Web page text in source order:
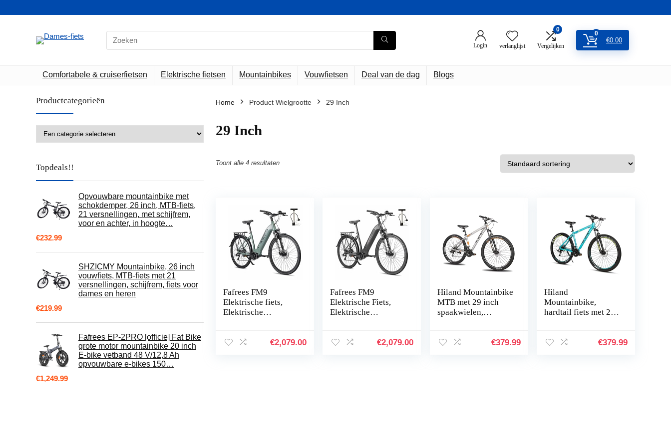
Search
for:
Login verlanglijst
0
Vergelijken
0
€0.00
Comfortabele & cruiserfietsen Elektrische fietsen Mountainbikes Vouwfietsen Deal van de dag Blogs
Productcategorieën
Topdeals!!
Opvouwbare mountainbike met
schokdemper, 26 inch, MTB-fiets,
21 versnellingen, met schijfrem,
voor en achter, in hoogte…
€232.99
SHZICMY Mountainbike, 26 inch
vouwfiets, MTB-fiets met 21
versnellingen, schijfrem, fiets voor
dames en heren
€219.99
Fafrees EP-2PRO [officie] Fat Bike
grote motor mountainbike 20 inch
E-bike vetband 48 V/12,8 Ah
opvouwbare e-bikes 150…
€1,249.99
Home Product Wielgrootte ‎29 Inch
‎29 Inch
Toont alle 4 resultaten
Fafrees FM9
Elektrische fiets,
Elektrische
Bafang Midden-
€2,079.00
Fafrees FM9
Elektrische Fiets,
Elektrische
Bafang Midden-
€2,079.00
Hiland Mountainbike
MTB met 29 inch
spaakwielen,
schijfrem, verende
€379.99
Hiland
Mountainbike,
hardtail fiets met 29
frame, 21
€379.99